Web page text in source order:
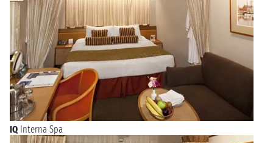
IQ Interna Spa